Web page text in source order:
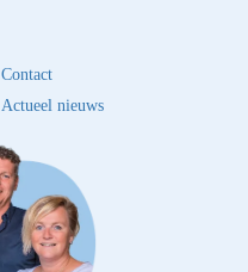
Contact
Actueel nieuws